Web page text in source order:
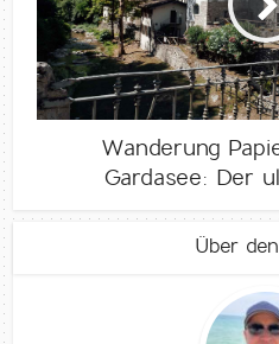
Wanderung
Gardasee: Der
Über